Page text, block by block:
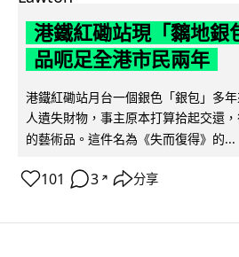
港鐵紅磡站現「黐地銀
品呃足全港市民兩年
港鐵紅磡站月台一個銀色「銀包」多
人遺失財物，事主原本打算拾起交還
的藝術品。這件名為《失而復得》的...
101 3 ↗ 分享